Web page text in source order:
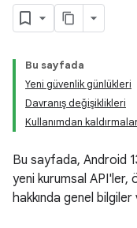
Bu sayfada
Yeni güvenlik günlükleri
Davranış değişiklikleri
Kullanımdan
Bu sayfada, Android
yeni kurumsal API'ler,
hakkında genel